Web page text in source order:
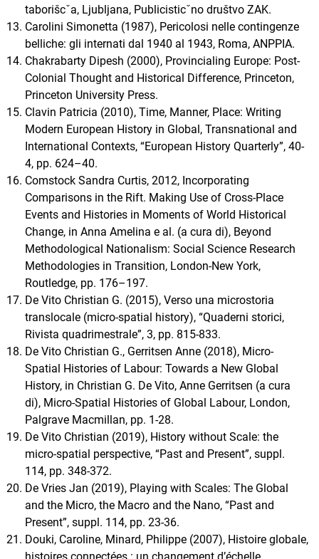
taborišcˇa, Ljubljana, Publicisticˇno društvo ZAK.
Carolini Simonetta (1987), Pericolosi nelle contingenze
belliche: gli internati dal 1940 al 1943, Roma, ANPPIA.
Chakrabarty Dipesh (2000), Provincialing Europe: Post-
Colonial Thought and Historical Difference, Princeton,
Princeton University Press.
Clavin Patricia (2010), Time, Manner, Place: Writing
Modern European History in Global, Transnational and
International Contexts, “European History Quarterly”, 40-
4, pp. 624–40.
Comstock Sandra Curtis, 2012, Incorporating
Comparisons in the Rift. Making Use of Cross-Place
Events and Histories in Moments of World Historical
Change, in Anna Amelina e al. (a cura di), Beyond
Methodological Nationalism: Social Science Research
Methodologies in Transition, London-New York,
Routledge, pp. 176–197.
De Vito Christian G. (2015), Verso una microstoria
translocale (micro-spatial history), “Quaderni storici,
Rivista quadrimestrale”, 3, pp. 815-833.
De Vito Christian G., Gerritsen Anne (2018), Micro-
Spatial Histories of Labour: Towards a New Global
History, in Christian G. De Vito, Anne Gerritsen (a cura
di), Micro-Spatial Histories of Global Labour, London,
Palgrave Macmillan, pp. 1-28.
De Vito Christian (2019), History without Scale: the
micro-spatial perspective, “Past and Present”, suppl.
114, pp. 348-372.
De Vries Jan (2019), Playing with Scales: The Global
and the Micro, the Macro and the Nano, “Past and
Present”, suppl. 114, pp. 23-36.
Douki, Caroline, Minard, Philippe (2007), Histoire globale,
histoires connectées : un changement d’échelle